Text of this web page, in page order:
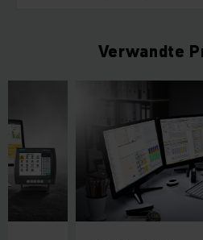
Verwandte